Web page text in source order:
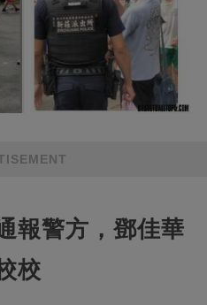
報警方，鄧佳華
校